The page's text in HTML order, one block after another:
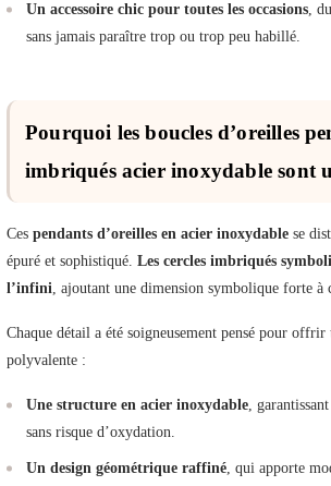
Un accessoire chic pour toutes les occasions,
sans jamais paraître trop ou trop peu habillé.
Pourquoi les boucles d’oreilles
imbriqués acier inoxydable sont
Ces pendants d’oreilles en acier inoxydable se
épuré et sophistiqué. Les cercles imbriqués
l’infini, ajoutant une dimension symbolique forte à
Chaque détail a été soigneusement pensé pour offrir
polyvalente :
Une structure en acier inoxydable,
sans risque d’oxydation.
Un design géométrique raffiné, qui apporte